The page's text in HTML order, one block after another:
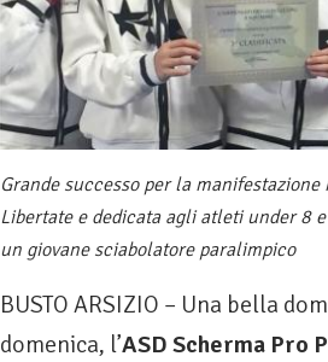
Grande successo per la
Libertate e dedicata agli atleti under 8
un giovane sciabolatore paralimpico
BUSTO ARSIZIO – Una bella
domenica, l’ASD Scherma Pro